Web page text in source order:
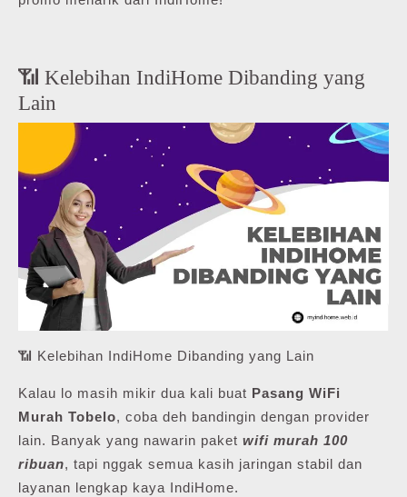
📶 Kelebihan IndiHome Dibanding yang
Lain
📶 Kelebihan IndiHome Dibanding yang Lain
Kalau lo masih mikir dua kali buat Pasang WiFi
Murah Tobelo, coba deh bandingin dengan provider
lain. Banyak yang nawarin paket wifi murah 100
ribuan, tapi nggak semua kasih jaringan stabil dan
layanan lengkap kaya IndiHome.